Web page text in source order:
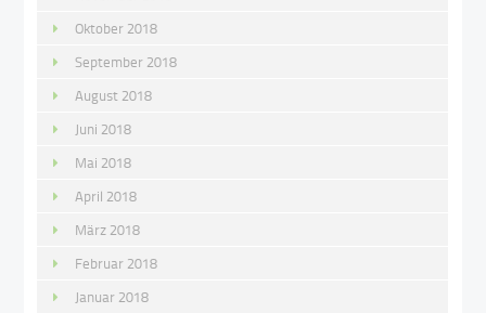
Oktober 2018
September 2018
August 2018
Juni 2018
Mai 2018
April 2018
März 2018
Februar 2018
Januar 2018